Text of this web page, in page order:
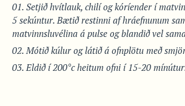
Setjið hvítlauk, chilí og kóríender í
5 sekúntur. Bætið restinni af hráefnunum
matvinnsluvélina á pulse og blandið vel
Mótið kúlur og látið á ofnplötu með
Eldið í 200°c heitum ofni í 15-20